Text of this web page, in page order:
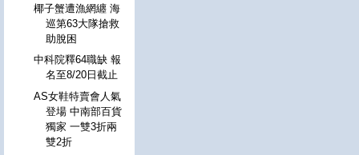
椰子蟹遭漁網纏 海
巡第63大隊搶救
助脫困
中科院釋64職缺 報
名至8/20日截止
AS女鞋特賣會人氣
登場 中南部百貨
獨家 一雙3折兩
雙2折